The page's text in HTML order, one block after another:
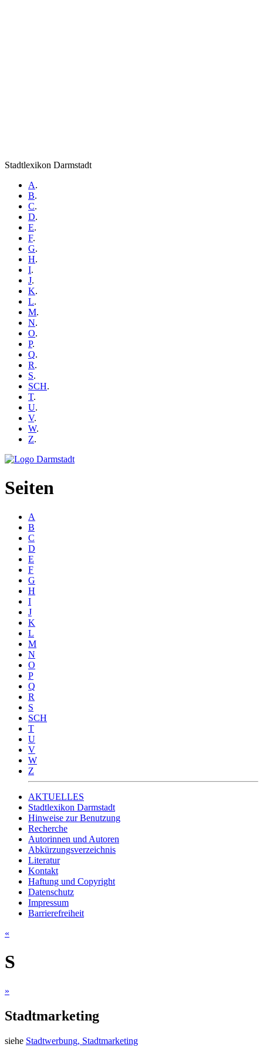
Stadtlexikon Darmstadt
A.
B.
C.
D.
E.
F.
G.
H.
I.
J.
K.
L.
M.
N.
O.
P.
Q.
R.
S.
SCH.
T.
U.
V.
W.
Z.
Seiten
A
B
C
D
E
F
G
H
I
J
K
L
M
N
O
P
Q
R
S
SCH
T
U
V
W
Z
AKTUELLES
Stadtlexikon Darmstadt
Hinweise zur Benutzung
Recherche
Autorinnen und Autoren
Abkürzungsverzeichnis
Literatur
Kontakt
Haftung und Copyright
Datenschutz
Impressum
Barrierefreiheit
«
S
»
Stadtmarketing
siehe Stadtwerbung, Stadtmarketing